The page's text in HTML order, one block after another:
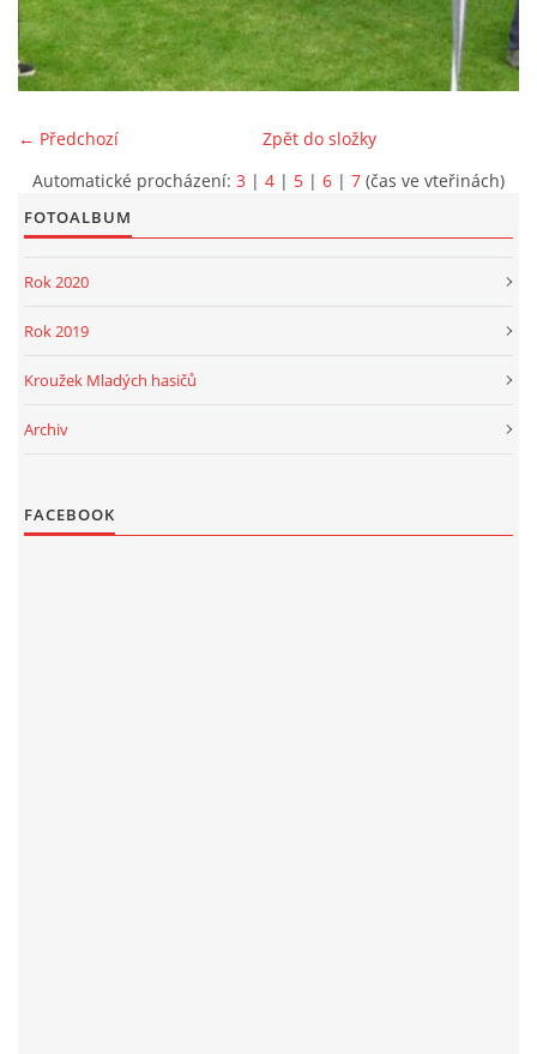
PROJEKT DOPRAVNÍ AUTOMOBIL
SH ČMS - Sbor dobrovolných hasičů Havlovice
542 32 Úpice
© 2026 eStránky.cz
← Předchozí
Zpět do složky
Automatické procházení: 3 | 4 | 5 | 6 | 7 (čas ve vteřinách)
FOTOALBUM
Rok 2020
Rok 2019
Kroužek Mladých hasičů
Archiv
FACEBOOK